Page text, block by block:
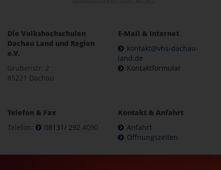
Die Volkshochschulen
Dachau Land und Region
e.V.
Grubenstr. 2
85221 Dachau
E-Mail & Internet
kontakt@vhs-dachau-
land.de
Kontaktformular
Telefon & Fax
Telefon:
08131/ 292 4090
Kontakt & Anfahrt
Anfahrt
Öffnungszeiten